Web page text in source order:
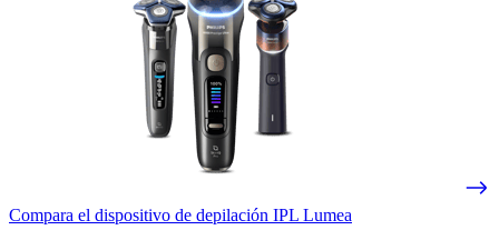
Compara el dispositivo de depilación IPL Lumea